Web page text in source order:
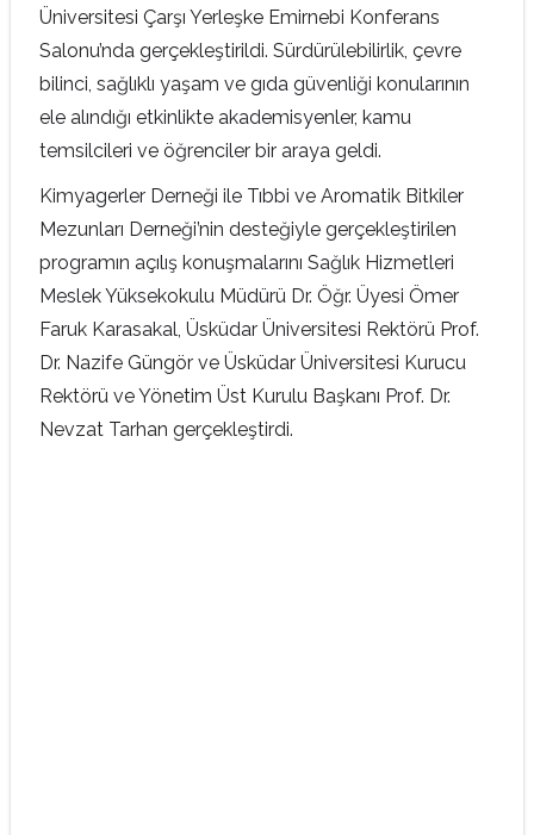
Üniversitesi Çarşı Yerleşke Emirnebi Konferans
Salonu’nda gerçekleştirildi. Sürdürülebilirlik, çevre
bilinci, sağlıklı yaşam ve gıda güvenliği konularının
ele alındığı etkinlikte akademisyenler, kamu
temsilcileri ve öğrenciler bir araya geldi.
Kimyagerler Derneği ile Tıbbi ve Aromatik Bitkiler
Mezunları Derneği’nin desteğiyle gerçekleştirilen
programın açılış konuşmalarını Sağlık Hizmetleri
Meslek Yüksekokulu Müdürü Dr. Öğr. Üyesi Ömer
Faruk Karasakal, Üsküdar Üniversitesi Rektörü Prof.
Dr. Nazife Güngör ve Üsküdar Üniversitesi Kurucu
Rektörü ve Yönetim Üst Kurulu Başkanı Prof. Dr.
Nevzat Tarhan gerçekleştirdi.